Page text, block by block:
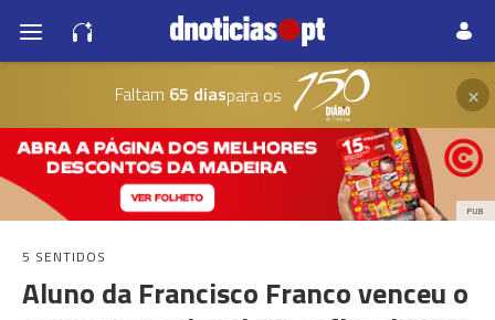
Faltam 65 diaspara os ×
PUB
5 SENTIDOS
Aluno da Francisco Franco venceu o